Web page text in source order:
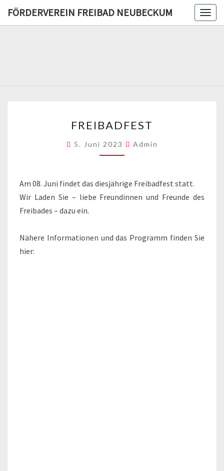
FÖRDERVEREIN FREIBAD NEUBECKUM
FREIBADFEST
5. Juni 2023 Admin
Am 08. Juni findet das diesjährige Freibadfest statt.
Wir Laden Sie – liebe Freundinnen und Freunde des
Freibades – dazu ein.
Nähere Informationen und das Programm finden Sie
hier: